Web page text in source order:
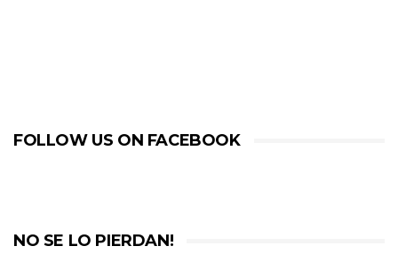
FOLLOW US ON FACEBOOK
NO SE LO PIERDAN!